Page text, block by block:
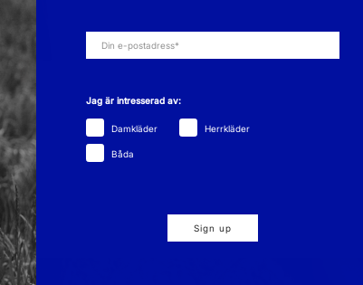
Jag är intresserad av:
Damkläder Herrkläder
Båda
Sign up